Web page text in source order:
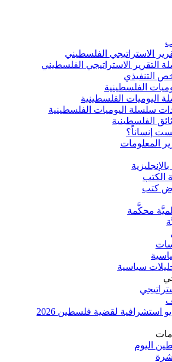
الاستراتيجي الفلسطيني
التقرير الاستراتيجي الفلسطيني
التنفيذي
الفلسطينية
اليوميات الفلسطينية
سلسلة اليوميات الفلسطينية
الفلسطينية
إنساناً؟
المعلومات
الكتب
كتب
محكَّمة
سياسية
استشرافية لقضية فلسطين 2026
اليوم